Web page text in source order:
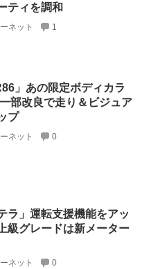
ティを調和
ネット 1
」あの限定ボディカラ
部改良で走り＆ビジュア
プ
ネット 0
ラ」運転支援機能をアッ
級グレードは新メーター
ネット 0